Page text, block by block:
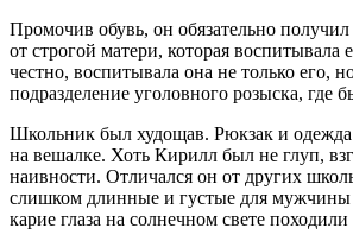
Промочив обувь, он обязательно
от строгой матери, которая воспитывала
честно, воспитывала она не только его,
подразделение уголовного розыска, где
Школьник был худощав. Рюкзак и
на вешалке. Хоть Кирилл был не глуп,
наивности. Отличался он от других
слишком длинные и густые для
карие глаза на солнечном свете